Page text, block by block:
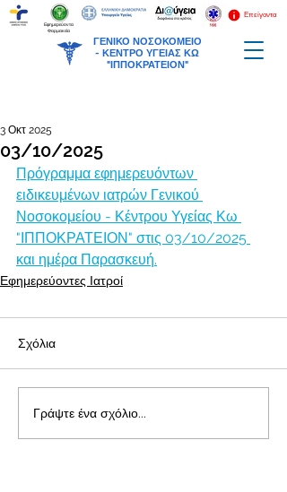
ΓΕΝΙΚΟ ΝΟΣΟΚΟΜΕΙΟ
- ΚΕΝΤΡΟ ΥΓΕΙΑΣ ΚΩ
"ΙΠΠΟΚΡΑΤΕΙΟΝ"
Επείγοντα
Εφημερεύοντα
Φαρμακεία
03/10/2025
3 Οκτ 2025
Πρόγραμμα εφημερευόντων
ειδικευμένων ιατρών Γενικού
Νοσοκομείου - Κέντρου Υγείας Κω
"ΙΠΠΟΚΡΑΤΕΙΟΝ" στις 03/10/2025
και ημέρα Παρασκευή.
Εφημερεύοντες Ιατροί
Σχόλια
Γράψτε ένα σχόλιο...